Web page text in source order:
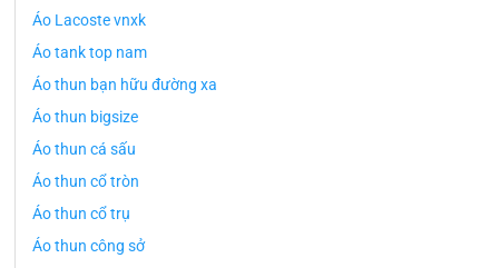
Áo Lacoste vnxk
Áo tank top nam
Áo thun bạn hữu đường xa
Áo thun bigsize
Áo thun cá sấu
Áo thun cổ tròn
Áo thun cổ trụ
Áo thun công sở